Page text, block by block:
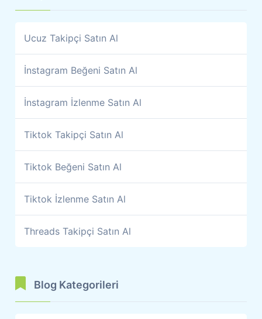
Ucuz Takipçi Satın Al
İnstagram Beğeni Satın Al
İnstagram İzlenme Satın Al
Tiktok Takipçi Satın Al
Tiktok Beğeni Satın Al
Tiktok İzlenme Satın Al
Threads Takipçi Satın Al
Blog Kategorileri